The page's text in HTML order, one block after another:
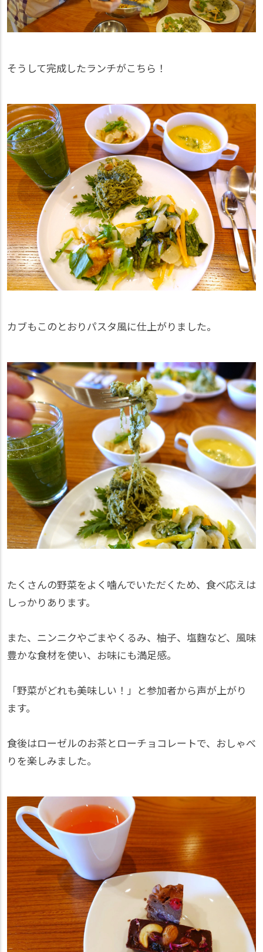
そうして完成したランチがこちら！
カブもこのとおりパスタ風に仕上がりました。
たくさんの野菜をよく噛んでいただくため、食べ応えは
しっかりあります。
また、ニンニクやごまやくるみ、柚子、塩麴など、風味
豊かな食材を使い、お味にも満足感。
「野菜がどれも美味しい！」と参加者から声が上がり
ます。
食後はローゼルのお茶とローチョコレートで、おしゃべ
りを楽しみました。